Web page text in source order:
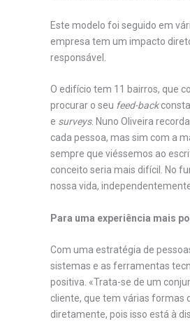
Este modelo foi seguido em
empresa tem um impacto
responsável.
O edifício tem 11 bairros, que
procurar o seu feed-back
e surveys. Nuno Oliveira
cada pessoa, mas sim com a
sempre que viéssemos ao
conceito seria mais difícil. No
nossa vida,
Para uma experiência mais
Com uma estratégia de
sistemas e as ferramentas
positiva. «Trata-se de um
cliente, que tem várias formas
diretamente, pois isso está à